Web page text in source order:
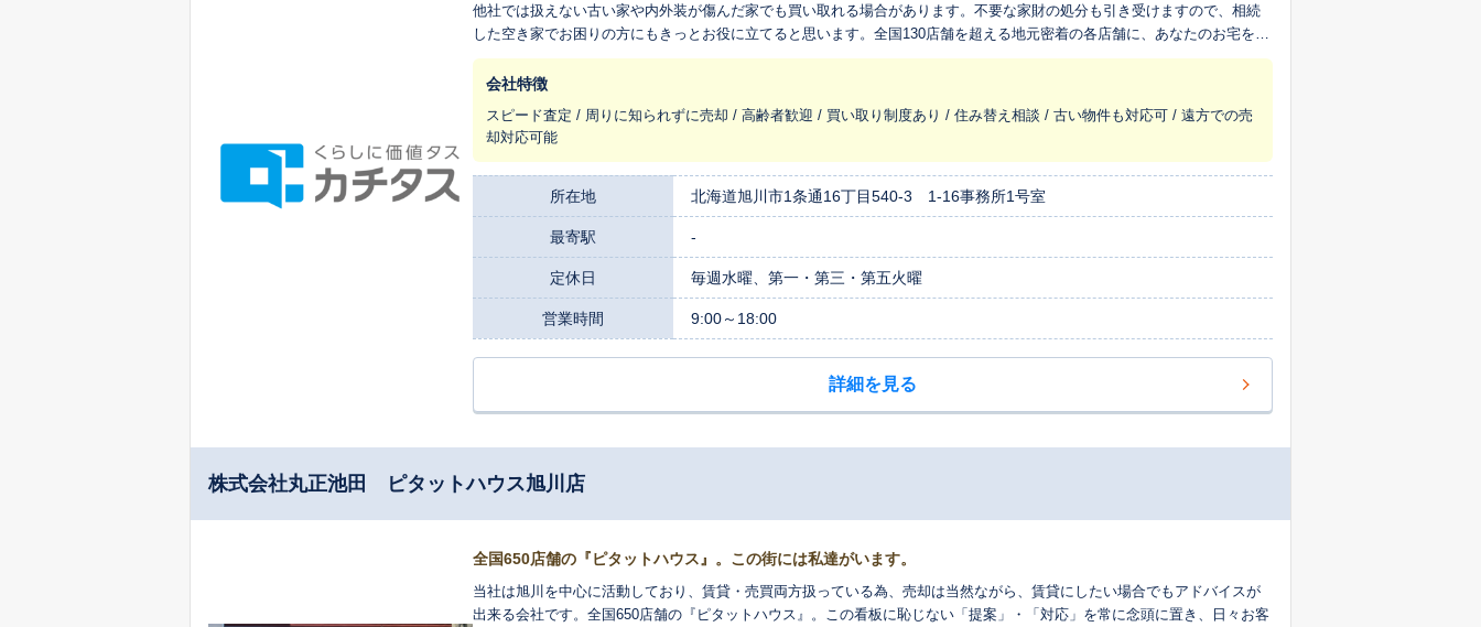
他社では扱えない古い家や内外装が傷んだ家でも買い取れる場合があります。不要な家財の処分も引き受けますので、相続
した空き家でお困りの方にもきっとお役に立てると思います。全国130店舗を超える地元密着の各店舗に、あなたのお宅を生
まれ変わらせ、長く住みつなぐお手伝いをさせてください。
会社特徴
スピード査定 / 周りに知られずに売却 / 高齢者歓迎 / 買い取り制度あり / 住み替え相談 / 古い物件も対応可 / 遠方での売
却対応可能
所在地 北海道旭川市1条通16丁目540-3 1-16事務所1号室
最寄駅 -
定休日 毎週水曜、第一・第三・第五火曜
営業時間 9:00～18:00
詳細を見る
株式会社丸正池田 ピタットハウス旭川店
全国650店舗の『ピタットハウス』。この街には私達がいます。
当社は旭川を中心に活動しており、賃貸・売買両方扱っている為、売却は当然ながら、賃貸にしたい場合でもアドバイスが
出来る会社です。全国650店舗の『ピタットハウス』。この看板に恥じない「提案」・「対応」を常に念頭に置き、日々お客